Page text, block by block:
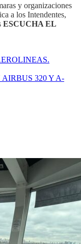
y organizaciones
a los Intendentes,
ESCUCHA EL
320 Y A-